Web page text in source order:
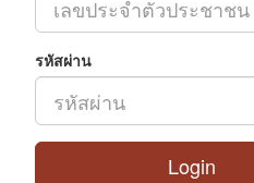
รหัสผ่าน